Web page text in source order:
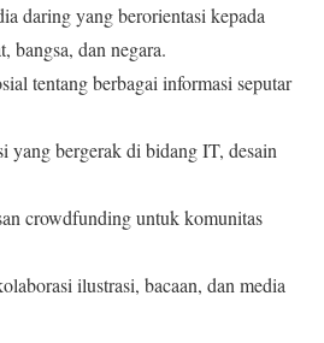
daring yang berorientasi kepada
bangsa, dan negara.
tentang berbagai informasi seputar
yang bergerak di bidang IT, desain
crowdfunding untuk komunitas
ilustrasi, bacaan, dan media